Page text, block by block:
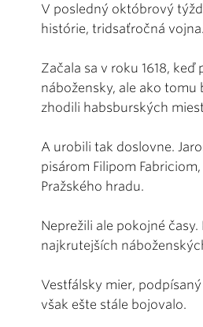
V posledný októbrový
histórie, tridsaťročná vojna.
Začala sa v roku 1618,
nábožensky, ale ako tomu
zhodili habsburských
A urobili tak doslovne.
pisárom Filipom
Pražského hradu.
Neprežili ale pokojné
najkrutejších
Vestfálsky mier,
však ešte stále bojovalo.